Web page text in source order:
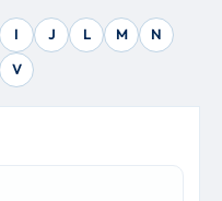
I J L M
N
V